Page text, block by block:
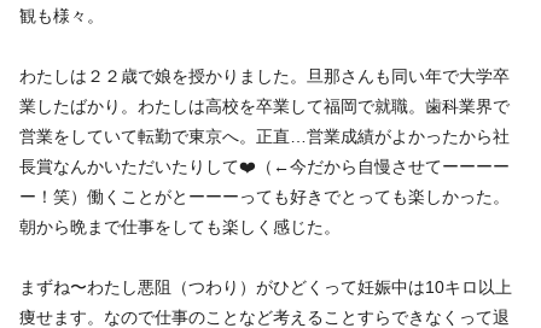
観も様々。
わたしは２２歳で娘を授かりました。旦那さんも同い年で大学卒
業したばかり。わたしは高校を卒業して福岡で就職。歯科業界で
営業をしていて転勤で東京へ。正直…営業成績がよかったから社
長賞なんかいただいたりして❤️（←今だから自慢させてーーーー
ー！笑）働くことがとーーーっても好きでとっても楽しかった。
朝から晩まで仕事をしても楽しく感じた。
まずね〜わたし悪阻（つわり）がひどくって妊娠中は10キロ以上
痩せます。なので仕事のことなど考えることすらできなくって退